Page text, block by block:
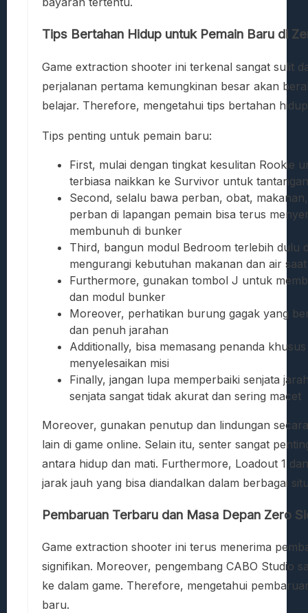
Tips Bertahan Hidup untuk Pemain Baru di
Game extraction shooter ini terkenal sangat sulit
perjalanan pertama kemungkinan besar akan
belajar. Therefore, mengetahui tips bertahan
Tips penting untuk pemain baru:
First, mulai dengan tingkat kesulitan Rookie
terbiasa naikkan ke Survivor untuk
Second, selalu bawa perban, obat,
perban di lapangan pemain bisa terus
membunuh di bunker
Third, bangun modul Bedroom terlebih dulu
mengurangi kebutuhan makanan dan air
Furthermore, gunakan tombol J untuk
dan modul bunker
Moreover, perhatikan burung gagak yang
dan penuh jarahan
Additionally, bisa memasang penanda
menyelesaikan misi
Finally, jangan lupa memperbaiki senjata
senjata sangat tidak akurat dan sering macet
Moreover, gunakan penutup dan lindungan
lain di game online. Selain itu, senter sangat
antara hidup dan mati. Furthermore, Loadout 1
jarak jauh yang bisa diandalkan dalam berbagai
Pembaruan Terbaru dan Masa Depan Zero
Game extraction shooter ini terus menerima
signifikan. Moreover, pengembang CABO Studio
ke dalam game. Therefore, mengetahui
baru.